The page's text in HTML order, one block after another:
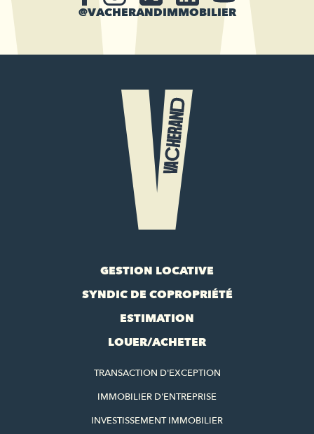
@VACHERANDIMMOBILIER
GESTION LOCATIVE
SYNDIC DE COPROPRIÉTÉ
ESTIMATION
LOUER/ACHETER
TRANSACTION D'EXCEPTION
IMMOBILIER D'ENTREPRISE
INVESTISSEMENT IMMOBILIER